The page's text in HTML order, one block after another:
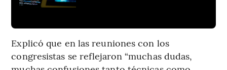
Explicó que en las reuniones con los
congresistas se reflejaron “muchas dudas,